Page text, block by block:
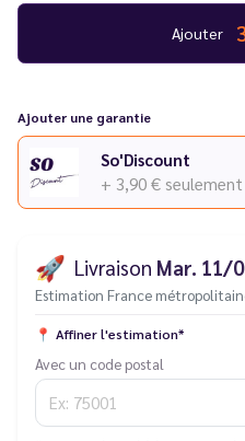
Vous rencontrez un souci
Consultez notreguide des
catalogue.
Ajouter
Ajouter une garantie
So'Discount
+ 3,90 € seulement
🚀 Livraison Mar. 11/
Estimation France
📍 Affiner l'estimation*
Avec un code postal